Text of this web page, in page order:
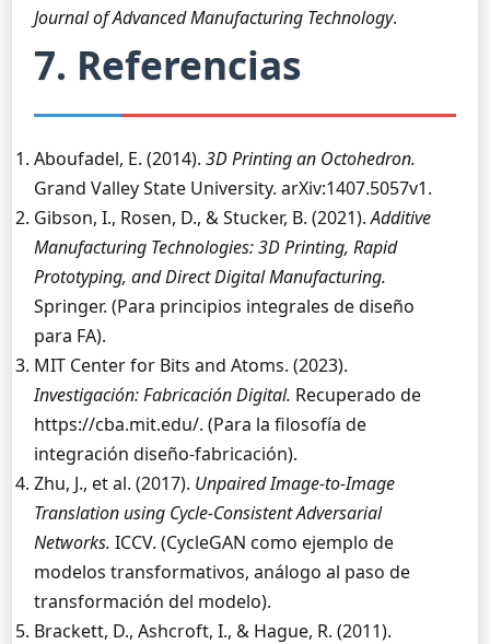
Journal of Advanced Manufacturing Technology.
7. Referencias
Aboufadel, E. (2014). 3D Printing an Octohedron.
Grand Valley State University. arXiv:1407.5057v1.
Gibson, I., Rosen, D., & Stucker, B. (2021).Additive
Manufacturing Technologies: 3D Printing, Rapid
Prototyping, and Direct Digital Manufacturing.
Springer. (Para principios integrales de diseño
para FA).
MIT Center for Bits and Atoms. (2023).
Investigación: Fabricación Digital. Recuperado de
https://cba.mit.edu/. (Para la filosofía de
integración diseño-fabricación).
Zhu, J., et al. (2017). Unpaired Image-to-Image
Translation using Cycle-Consistent Adversarial
Networks. ICCV. (CycleGAN como ejemplo de
modelos transformativos, análogo al paso de
transformación del modelo).
Brackett, D., Ashcroft, I., & Hague, R. (2011).